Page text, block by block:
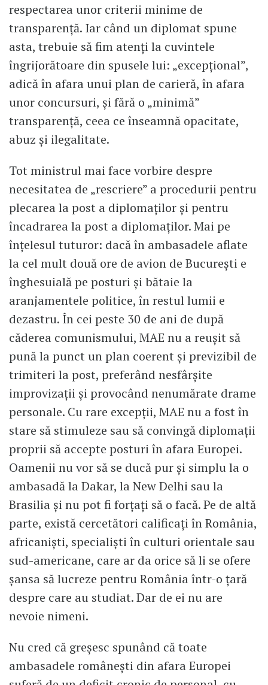
respectarea unor criterii minime de
transparență. Iar când un diplomat spune
asta, trebuie să fim atenți la cuvintele
îngrijorătoare din spusele lui: „excepțional”,
adică în afara unui plan de carieră, în afara
unor concursuri, și fără o „minimă”
transparență, ceea ce înseamnă opacitate,
abuz și ilegalitate.
Tot ministrul mai face vorbire despre
necesitatea de „rescriere” a procedurii pentru
plecarea la post a diplomaților și pentru
încadrarea la post a diplomaților. Mai pe
înțelesul tuturor: dacă în ambasadele aflate
la cel mult două ore de avion de București e
înghesuială pe posturi și bătaie la
aranjamentele politice, în restul lumii e
dezastru. În cei peste 30 de ani de după
căderea comunismului, MAE nu a reușit să
pună la punct un plan coerent și previzibil de
trimiteri la post, preferând nesfârșite
improvizații și provocând nenumărate drame
personale. Cu rare excepții, MAE nu a fost în
stare să stimuleze sau să convingă diplomații
proprii să accepte posturi în afara Europei.
Oamenii nu vor să se ducă pur și simplu la o
ambasadă la Dakar, la New Delhi sau la
Brasilia și nu pot fi forțați să o facă. Pe de altă
parte, există cercetători calificați în România,
africaniști, specialiști în culturi orientale sau
sud-americane, care ar da orice să li se ofere
șansa să lucreze pentru România într-o țară
despre care au studiat. Dar de ei nu are
nevoie nimeni.
Nu cred că greșesc spunând că toate
ambasadele românești din afara Europei